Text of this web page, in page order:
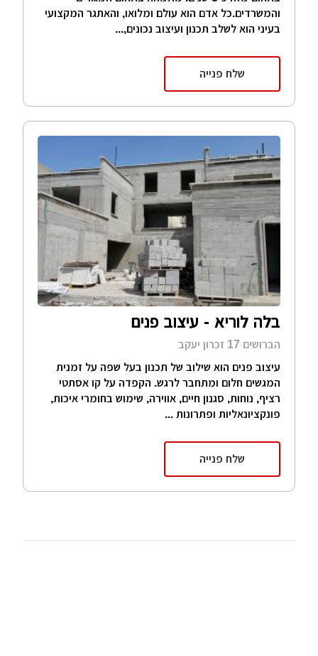
והמשרדים.כל אדם הוא עולם ומלואו, והאתגר המקצועי
בעיני הוא לשלב תכנון ועיצוב נכונים,...
שלח פנייה
בלה לוריא - עיצוב פנים
הברושים 17 זכרון יעקב
עיצוב פנים הוא שילוב של תכנון בעל שפה על זמנית
המגשים חלום ומתחבר לרגש. הקפדה על קו אסתטי
רציף, נוחות, סגנון חיים, אווירה, שימוש בחומרי איכות,
פונקציונאליות ופתרונות ...
שלח פנייה